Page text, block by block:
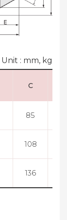
Unit : mm, kg
C
85
108
136